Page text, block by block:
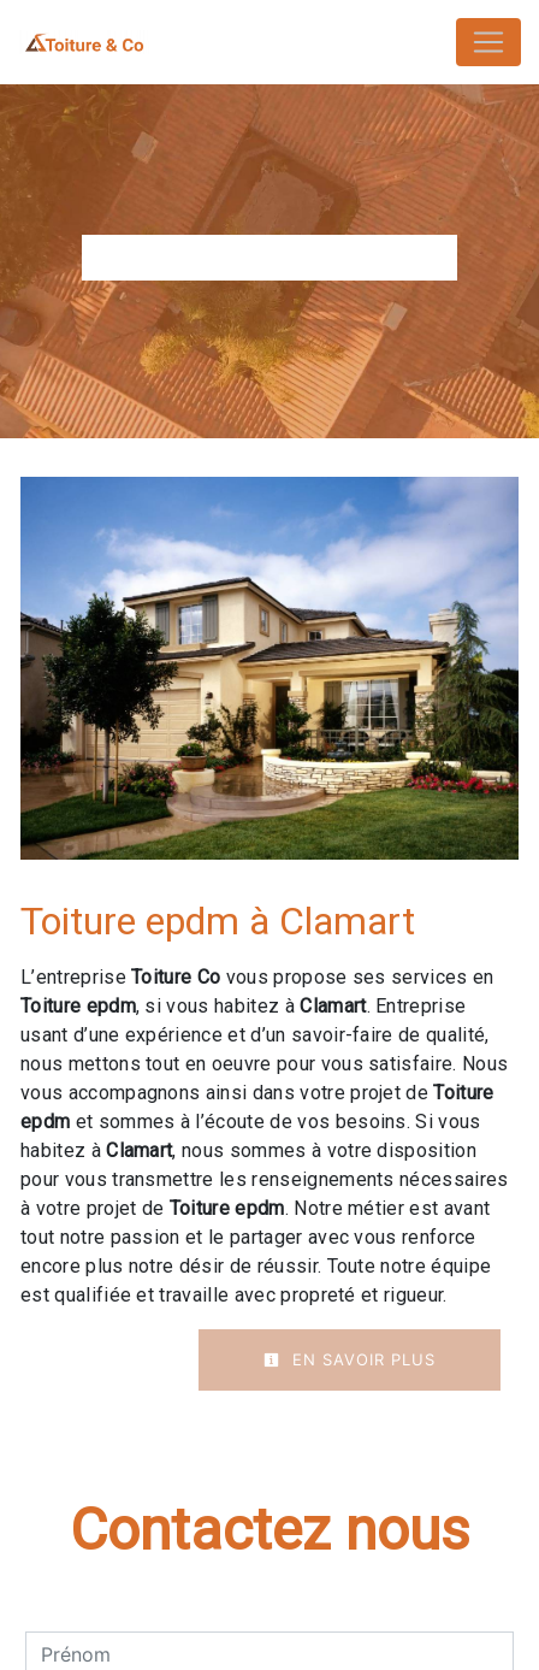
Toiture epdm à Clamart
L’entrepriseToiture Co vous propose ses services en
Toiture epdm, si vous habitez àClamart. Entreprise
usant d’une expérience et d’un savoir-faire de qualité,
nous mettons tout en oeuvre pour vous satisfaire. Nous
vous accompagnons ainsi dans votre projet deToiture
epdm et sommes à l’écoute de vos besoins. Si vous
habitez àClamart, nous sommes à votre disposition
pour vous transmettre les renseignements nécessaires
à votre projet de Toiture epdm. Notre métier est avant
tout notre passion et le partager avec vous renforce
encore plus notre désir de réussir. Toute notre équipe
est qualifiée et travaille avec propreté et rigueur.
EN SAVOIR PLUS
Contactez nous